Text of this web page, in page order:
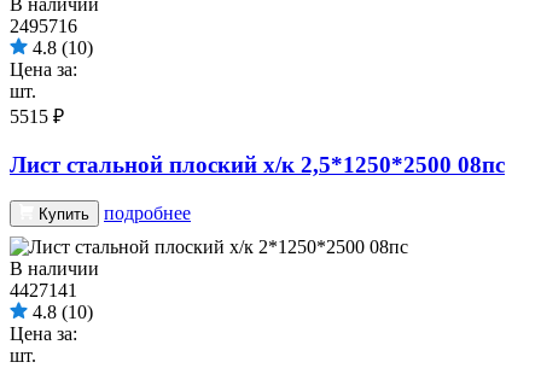
В наличии
Лист стальной плоский х/к 2,5*1250*2500 08пс
2495716
4.8 (10)
Цена за:
шт.
5515 ₽
Купить подробнее
В наличии
4427141
4.8 (10)
Цена за:
шт.